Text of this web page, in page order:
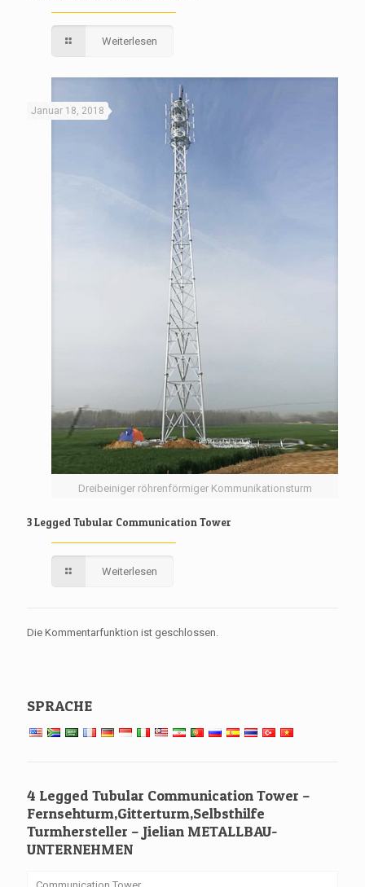
Weiterlesen
Dreibeiniger röhrenförmiger Kommunikationsturm
Januar 18, 2018
3 Legged Tubular Communication Tower
Weiterlesen
Die Kommentarfunktion ist geschlossen.
SPRACHE
4 Legged Tubular Communication Tower –
Fernsehturm,Gitterturm,Selbsthilfe
Turmhersteller – Jielian METALLBAU-
UNTERNEHMEN